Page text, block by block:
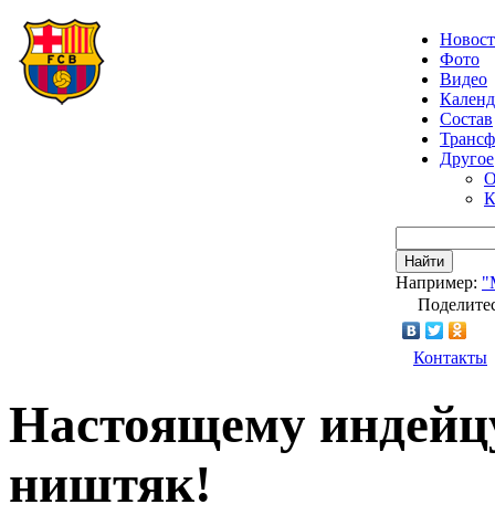
Фото
Видео
Состав
Другое
Найти
Например:
Контакты
Настоящему
ништяк!